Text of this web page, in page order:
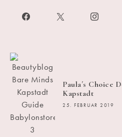
Paula´s Choice
Kapstadt
25. FEBRUAR 2019